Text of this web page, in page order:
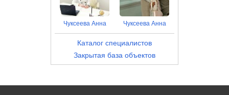
Чуксеева Анна Чуксеева Анна
Каталог специалистов
Закрытая база объектов